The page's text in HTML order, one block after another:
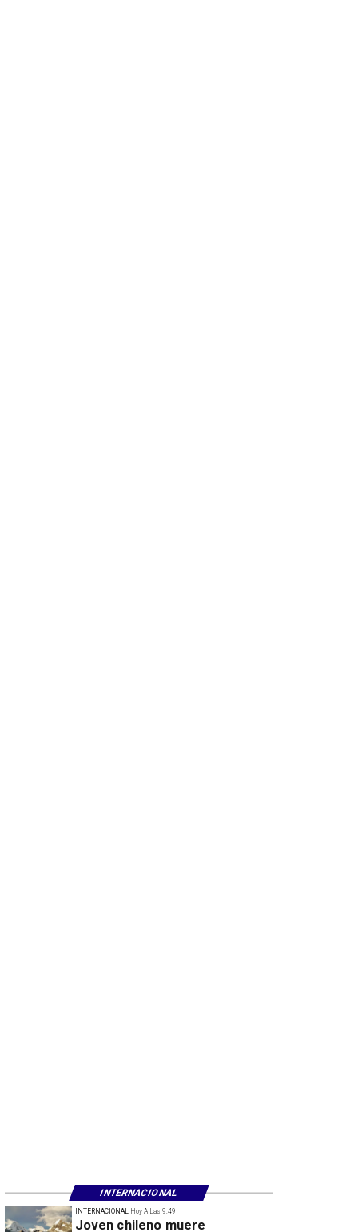
Hoy A Las 9:49
Joven chileno muere
INTERNACIONAL
INTERNACIONAL